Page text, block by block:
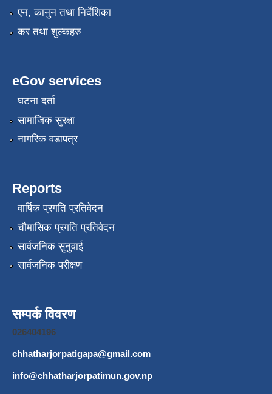
एन, कानुन तथा निर्देशिका
कर तथा शुल्कहरु
eGov services
घटना दर्ता
सामाजिक सुरक्षा
नागरिक वडापत्र
Reports
वार्षिक प्रगति प्रतिवेदन
चौमासिक प्रगति प्रतिवेदन
सार्वजनिक सुनुवाई
सार्वजनिक परीक्षण
सम्पर्क विवरण
026404196
chhatharjorpatigapa@gmail.com
info@chhatharjorpatimun.gov.np